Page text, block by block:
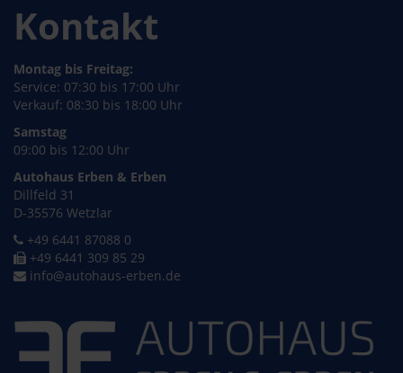
Kontakt
Montag bis Freitag:
Service: 07:30 bis 17:00 Uhr
Verkauf: 08:30 bis 18:00 Uhr
Samstag
09:00 bis 12:00 Uhr
Autohaus Erben & Erben
Dillfeld 31
D-35576 Wetzlar
+49 6441 87088 0
+49 6441 309 85 29
info@autohaus-erben.de